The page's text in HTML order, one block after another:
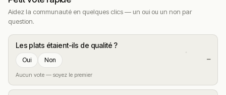
Aidez la communauté en quelques clics — un oui ou un non par
question.
Les plats étaient-ils de qualité ?
Oui Non
Aucun vote — soyez le premier
—